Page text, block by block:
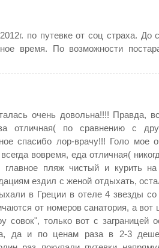
по путевке от соц страха. До
время. По возможности
очень довольна!!!! Правда,
отличная( по сравнению с
спасибо лор-врачу!!! Голо мое
вовремя, еда отличная(
пляж чистый и курить
ездил с женой отдыхать,
в Греции в отеле 4 звезды со
от номеров санатория, а вот
только вот с заграницей
да и по ценам раза в 2-3